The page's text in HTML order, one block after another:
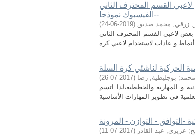
القسم المحترف الثاني
-الفيسبوك نموذجا-
; زرقي, محمد صديق (
2019-06-24
)
بعض لاعبي القسم المحترف الثاني
الحركية لناشئي كرة السلة
; بوجليطية, رضا (
2017-07-26
)
و المهارية والخططية،لذا اتسم
-التوافق - التوازن - المرونة
; عزيزي, عبد القادر (
2017-07-11
)